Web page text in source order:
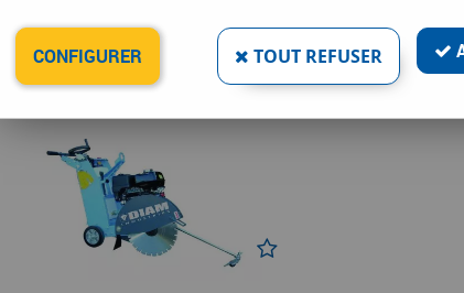
1
CONFIGURER TOUT REFUSER